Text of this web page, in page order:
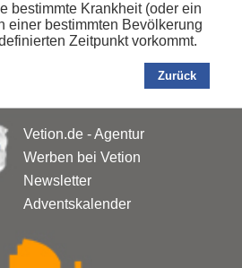
bestimmte Krankheit (oder ein
einer bestimmten Bevölkerung
Zeitpunkt vorkommt.
Zurück
Vetion.de - Agentur
Werben bei Vetion
Newsletter
Adventskalender